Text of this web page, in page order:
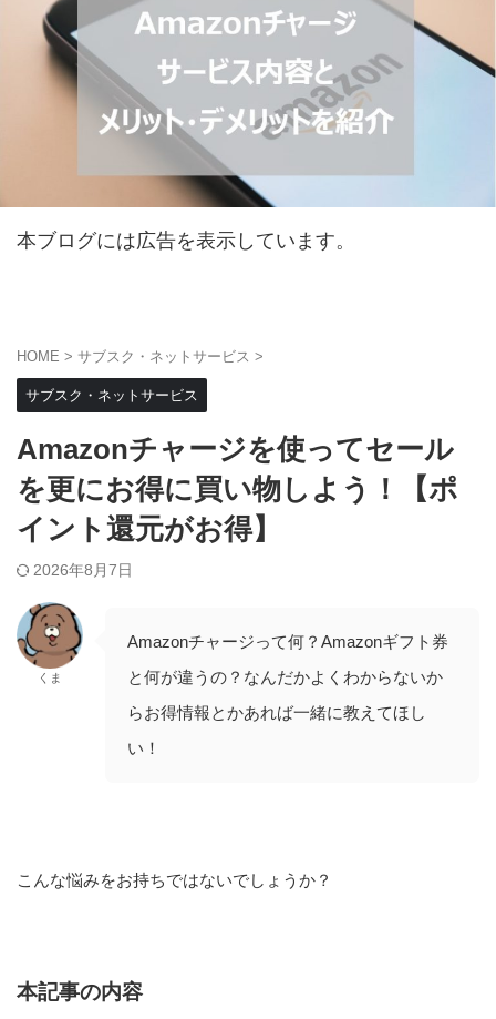
本ブログには広告を表示しています。
HOME > サブスク・ネットサービス >
サブスク・ネットサービス
Amazonチャージを使ってセール
を更にお得に買い物しよう！【ポ
イント還元がお得】
2026年8月7日
くま
Amazonチャージって何？Amazonギフト券
と何が違うの？なんだかよくわからないか
らお得情報とかあれば一緒に教えてほし
い！
こんな悩みをお持ちではないでしょうか？
本記事の内容